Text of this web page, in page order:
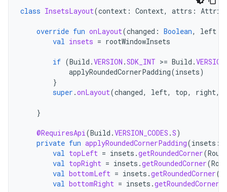
class InsetsLayout(context : Context, attrs :
override fun onLayout(changed : Boolean, left
val insets = rootWindowInsets
if (Build .VERSION .SDK_INT >= Build .
applyRoundedCornerPadding(insets)
}
super .onLayout(changed, left, top, right,
}
@RequiresApi(Build .VERSION_CODES .S)
private fun applyRoundedCornerPadding(insets :
val topLeft = insets .getRoundedCorner(
val topRight = insets .getRoundedCorner(
val bottomLeft = insets .getRoundedCorner(
val bottomRight = insets .getRoundedCorner